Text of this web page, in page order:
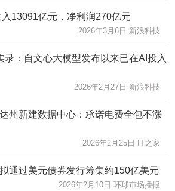
13091亿元，净利润270亿元
2026年3月6日 新浪科技
录：自文心大模型发布以来已在AI投入
2026年2月27日 新浪科技
州新建数据中心：承诺电费全包不涨
2026年2月25日 IT之家
通过美元债券发行筹集约150亿美元
2026年2月10日 环球市场播报